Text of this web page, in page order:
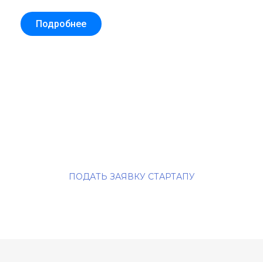
Подробнее
ПОДАТЬ ЗАЯВКУ СТАРТАПУ